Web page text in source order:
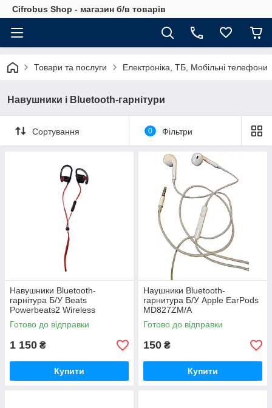
Cifrobus Shop - магазин б/в товарів
Товари та послуги Електроніка, ТБ, Мобільні телефони
Навушники і Bluetooth-гарнітури
Сортування 0 Фільтри
Навушники Bluetooth-
гарнітура Б/У Beats
Powerbeats2 Wireless
Готово до відправки
1 150 ₴
Купити
Наушники Bluetooth-
гарнитура Б/У Apple EarPods
MD827ZM/A
Готово до відправки
150 ₴
Купити